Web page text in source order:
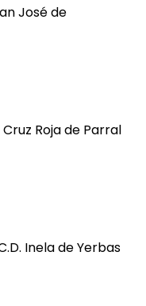
José de
Roja de Parral
Inela de Yerbas